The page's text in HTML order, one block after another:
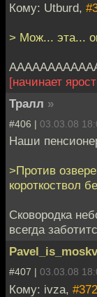
Кому: Utburd,
> Мож... эта...
[начинает
Тралл »
#406 | 03.03.08
Наши
>Против
короткоствол
Сковородка
всегда
#407 | 03.03.08
Кому: ivza, #372